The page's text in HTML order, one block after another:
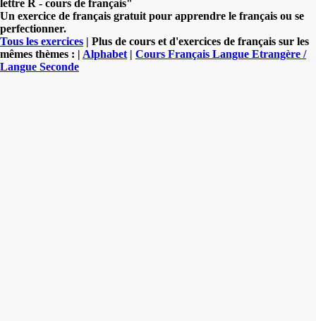
lettre R - cours de français"
Un exercice de français gratuit pour apprendre le français ou se
perfectionner.
Tous les exercices | Plus de cours et d'exercices de français sur les
mêmes thèmes : | Alphabet | Cours Français Langue Etrangère /
Langue Seconde